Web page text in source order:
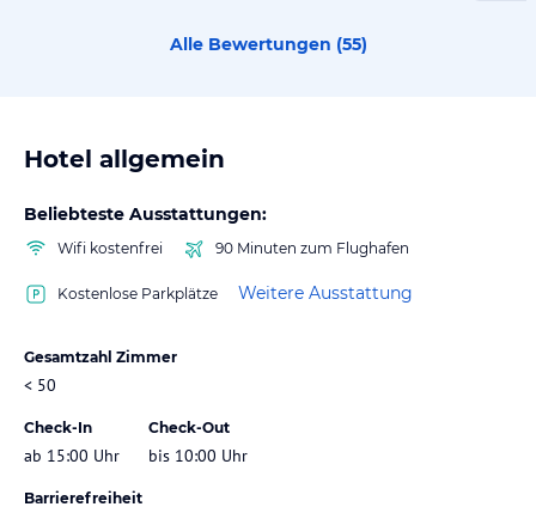
Alle Bewertungen (55)
Hotel allgemein
Beliebteste Ausstattungen:
Wifi kostenfrei 90 Minuten zum Flughafen
Kostenlose Parkplätze Weitere Ausstattung
Gesamtzahl Zimmer
< 50
Check-In
ab 15:00 Uhr
Check-Out
bis 10:00 Uhr
Barrierefreiheit